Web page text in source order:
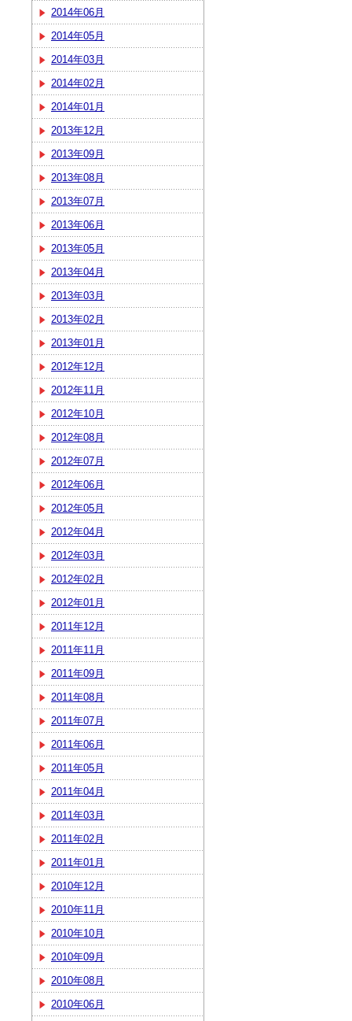
2014年06月
2014年05月
2014年03月
2014年02月
2014年01月
2013年12月
2013年09月
2013年08月
2013年07月
2013年06月
2013年05月
2013年04月
2013年03月
2013年02月
2013年01月
2012年12月
2012年11月
2012年10月
2012年08月
2012年07月
2012年06月
2012年05月
2012年04月
2012年03月
2012年02月
2012年01月
2011年12月
2011年11月
2011年09月
2011年08月
2011年07月
2011年06月
2011年05月
2011年04月
2011年03月
2011年02月
2011年01月
2010年12月
2010年11月
2010年10月
2010年09月
2010年08月
2010年06月